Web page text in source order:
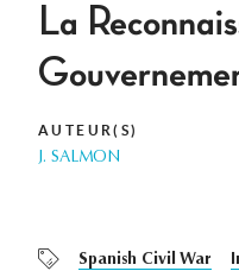
La
AUTEUR(S)
J. SALMON
Spanish Civil War